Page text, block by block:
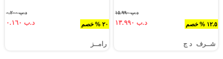
١٢.٥ % خصم
د.ب ١٥.٩٩٠
د.ب ١٣.٩٩٠
شــرف د ج
٢٠ % خصم
د.ب ٠.٢٠٠
د.ب ٠.١٦٠
رامــز